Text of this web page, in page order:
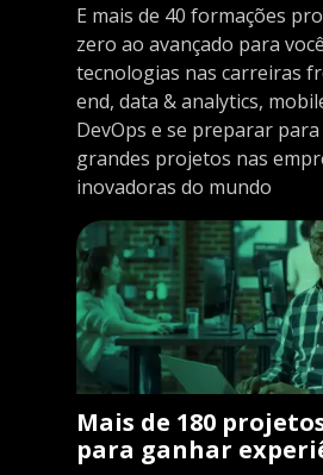
E mais de 40 formações
zero ao avançado para
tecnologias nas carreiras
end, data & analytics,
DevOps e se preparar
grandes projetos nas
inovadoras do mundo
Mais de 180
para ganhar